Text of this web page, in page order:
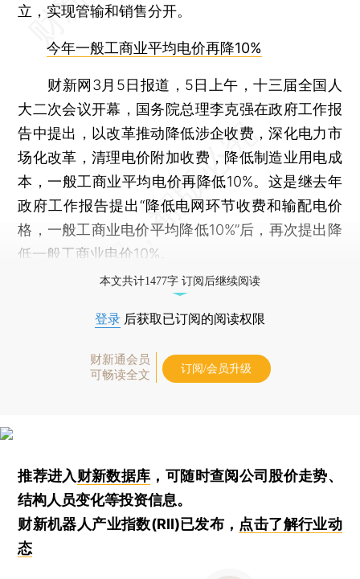
立，实现管输和销售分开。
今年一般工商业平均电价再降10%
财新网3月5日报道，5日上午，十三届全国人
大二次会议开幕，国务院总理李克强在政府工作报
告中提出，以改革推动降低涉企收费，深化电力市
场化改革，清理电价附加收费，降低制造业用电成
本，一般工商业平均电价再降低10%。这是继去年
政府工作报告提出“降低电网环节收费和输配电价
格，一般工商业电价平均降低10%”后，再次提出降
低一般工商业电价10%。
本文共计1477字 订阅后继续阅读
登录 后获取已订阅的阅读权限
财新通会员
可畅读全文
订阅/会员升级
推荐进入财新数据库 ，可随时查阅公司股价走势、
结构人员变化等投资信息。
财新机器人产业指数(RII)已发布， 点击了解行业动
态